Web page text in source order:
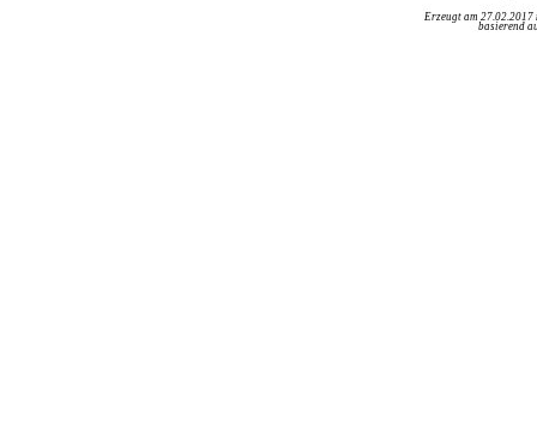
Erzeugt am
basierend